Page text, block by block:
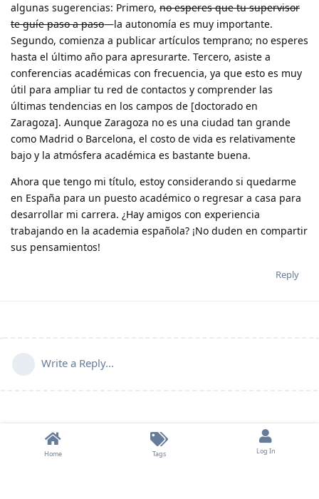
algunas sugerencias: Primero, no esperes que tu supervisor
te guíe paso a paso—la autonomía es muy importante.
Segundo, comienza a publicar artículos temprano; no esperes
hasta el último año para apresurarte. Tercero, asiste a
conferencias académicas con frecuencia, ya que esto es muy
útil para ampliar tu red de contactos y comprender las
últimas tendencias en los campos de [doctorado en
Zaragoza]. Aunque Zaragoza no es una ciudad tan grande
como Madrid o Barcelona, el costo de vida es relativamente
bajo y la atmósfera académica es bastante buena.
Ahora que tengo mi título, estoy considerando si quedarme
en España para un puesto académico o regresar a casa para
desarrollar mi carrera. ¿Hay amigos con experiencia
trabajando en la academia española? ¡No duden en compartir
sus pensamientos!
Reply
Write a Reply...
Home Tags Log In